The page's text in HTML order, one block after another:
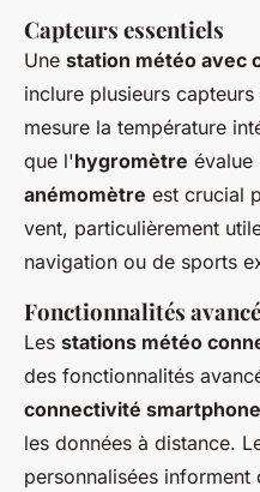
Capteurs essentiels
Une station météo avec
inclure plusieurs
mesure la température
que l'hygromètre évalue
anémomètre est crucial
vent, particulièrement
navigation ou de sports
Fonctionnalités
Les stations météo
des fonctionnalités
connectivité smartphone
les données à distance.
personnalisées